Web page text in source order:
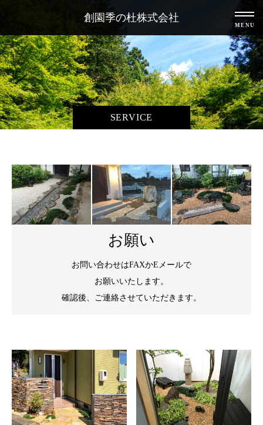
創園季の杜株式会社
MENU
SERVICE
お願い
お問い合わせはFAXかEメールで
お願いいたします。
確認後、ご連絡させていただきます。